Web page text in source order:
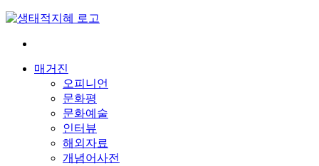
Skip
content
매거진
오피니언
문화평
문화예술
인터뷰
해외자료
개념어사전